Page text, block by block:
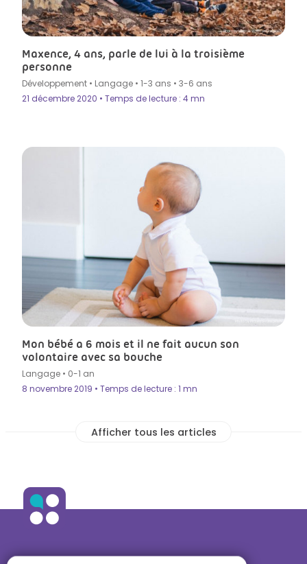
Photo by Marcus Wallis on Unsplash
Maxence, 4 ans, parle de lui à la troisième
personne
Développement • Langage • 1-3 ans • 3-6 ans
21 décembre 2020 • Temps de lecture : 4 mn
Mon bébé a 6 mois et il ne fait aucun son
volontaire avec sa bouche
Langage • 0-1 an
8 novembre 2019 • Temps de lecture : 1 mn